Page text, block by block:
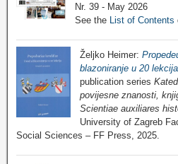
Nr. 39 - May 2026
See the
List of Contents
Željko Heimer:
blazoniranje u 20
publication series
povijesne znanosti,
Scientiae auxiliares
University of Zagreb
Social Sciences – FF Press, 2025.